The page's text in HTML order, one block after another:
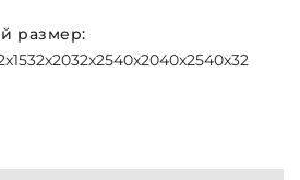
размер:
32x2032x2540x2040x2540x32